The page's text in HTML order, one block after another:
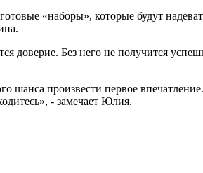
«наборы», которые будут
Без него не получится
шанса произвести первое
- замечает Юлия.